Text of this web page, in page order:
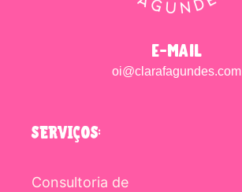
e-mail
oi@clarafagundes.com
SERVIÇOS:
Consultoria de